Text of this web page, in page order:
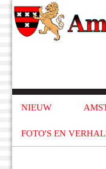
NIEUW
FOTO'S EN